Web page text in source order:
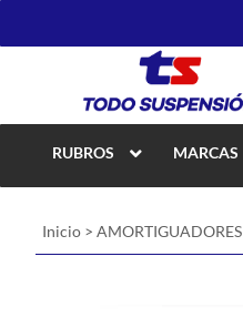
RUBROS MARCAS
Inicio > AMORTIGUADORES